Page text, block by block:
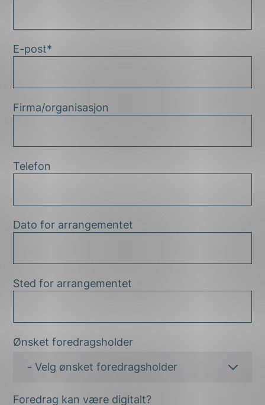
E-post*
Firma/organisasjon
Telefon
Dato for arrangementet
Sted for arrangementet
Ønsket foredragsholder
Foredrag kan være digitalt?